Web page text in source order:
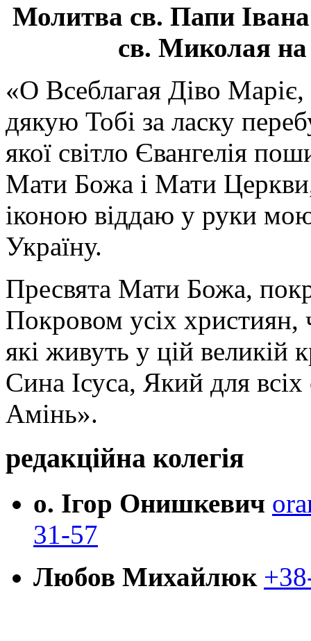
Молитва св. Папи
св. Миколая на
«О Всеблагая Діво
дякую Тобі за ласку
якої світло Євангелія
Мати Божа і Мати
іконою віддаю у руки
Україну.
Пресвята Мати Божа,
Покровом усіх християн,
які живуть у цій великій
Сина Ісуса, Який для
Амінь».
редакційна колегія
о. Ігор Онишкевич
31-57
Любов Михайлюк